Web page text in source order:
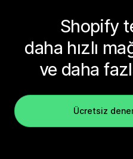
Shopify
daha hızlı
ve daha
Ücretsiz